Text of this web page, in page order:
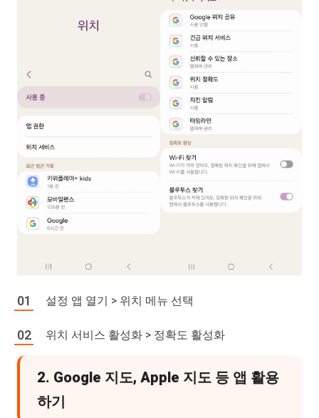
설정 앱 열기 > 위치 메뉴 선택
위치 서비스 활성화 > 정확도 활성화
2. Google 지도, Apple 지도 등 앱 활용
하기